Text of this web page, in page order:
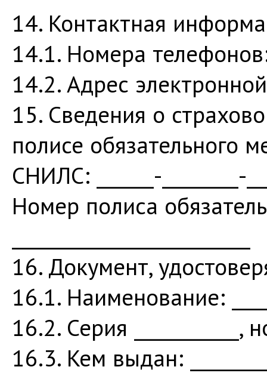
14. Контактная
14.1. Номера телефонов:
14.2. Адрес электронной
15. Сведения о
полисе обязательного
СНИЛС: ______-________-
Номер полиса
16. Документ,
16.1. Наименование:
16.2. Серия ___________,
16.3. Кем выдан: